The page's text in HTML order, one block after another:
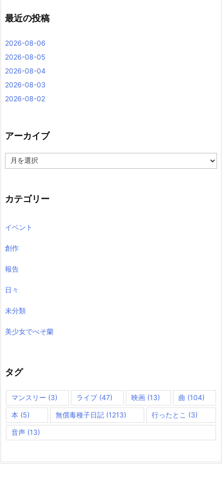
最近の投稿
2026-08-06
2026-08-05
2026-08-04
2026-08-03
2026-08-02
アーカイブ
ー
ブ
カテゴリー
イベント
創作
報告
日々
未分類
美少女でべそ蘭
タグ
マンスリー (3) ライブ(47) 映画(13) 曲 (104)
本 (5) 無償毒種子日記(1213) 行ったとこ (3)
音声 (13)